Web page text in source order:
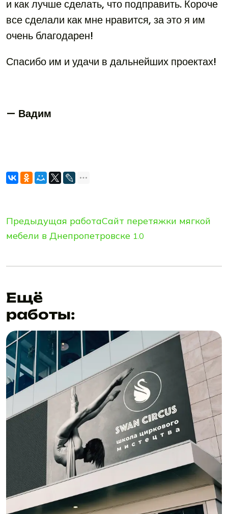
и как лучше сделать, что подправить. Короче
все сделали как мне нравится, за это я им
очень благодарен!
Спасибо им и удачи в дальнейших проектах!
— Вадим
Предыдущая работаСайт перетяжки мягкой
мебели в Днепропетровске 1.0
Ещё
работы: